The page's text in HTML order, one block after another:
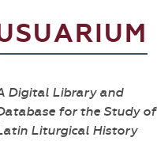
Digital Library and
for the Study of
Liturgical History